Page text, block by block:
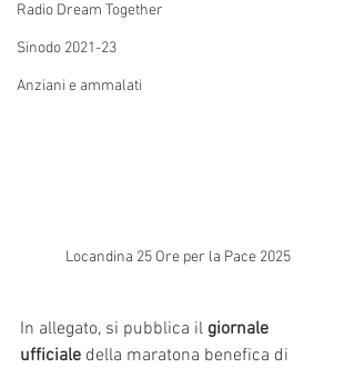
Radio Dream Together
Sinodo 2021-23
Anziani e ammalati
Locandina 25 Ore per la Pace 2025
In allegato, si pubblica il giornale
ufficiale della maratona benefica di